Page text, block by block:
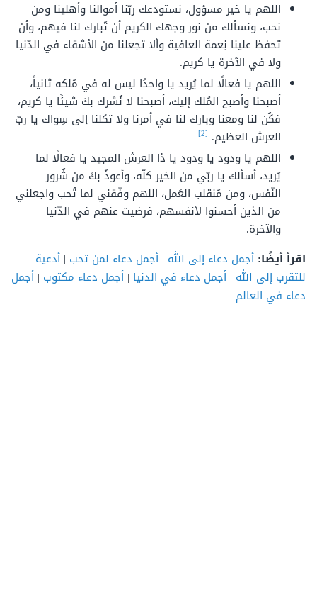
اللهم يا خير مسؤول، نستودعك ربّنا أموالنا وأهلينا ومن
نحب، ونسألك من نور وجهك الكريم أن تُبارك لنا فيهم، وأن
تحفظ علينا نِعمة العافية وألا تجعلنا من الأشقاء في الدّنيا
ولا في الآخرة يا كريم.
اللهم يا فعالًا لما يُريد يا واحدًا ليس له في مُلكه ثانياً،
أصبحنا وأصبح المُلك إليك، أصبحنا لا نُشرك بكَ شيئًا يا كريم،
فكُن لنا ومعنا وبارك لنا في أمرنا ولا تكلنا إلى سِواك يا ربّ
العرش العظيم. [2]
اللهم يا ودود يا ودود يا ذا العرش المجيد يا فعالًا لما
يُريد، أسألك يا ربّي من الخير كلّه، وأعوذُ بكَ من شُرور
النّفس، ومن مُنقلب العَمل، اللهم وفّقني لما تُحب واجعلني
من الذين أحسنوا لأنفسهم، فرضيت عنهم في الدّنيا
والآخرة.
اقرأ أيضًا: أجمل دعاء إلى الله | أجمل دعاء لمن تحب | أدعية
للتقرب إلى الله | أجمل دعاء في الدنيا | أجمل دعاء مكتوب | أجمل
دعاء في العالم